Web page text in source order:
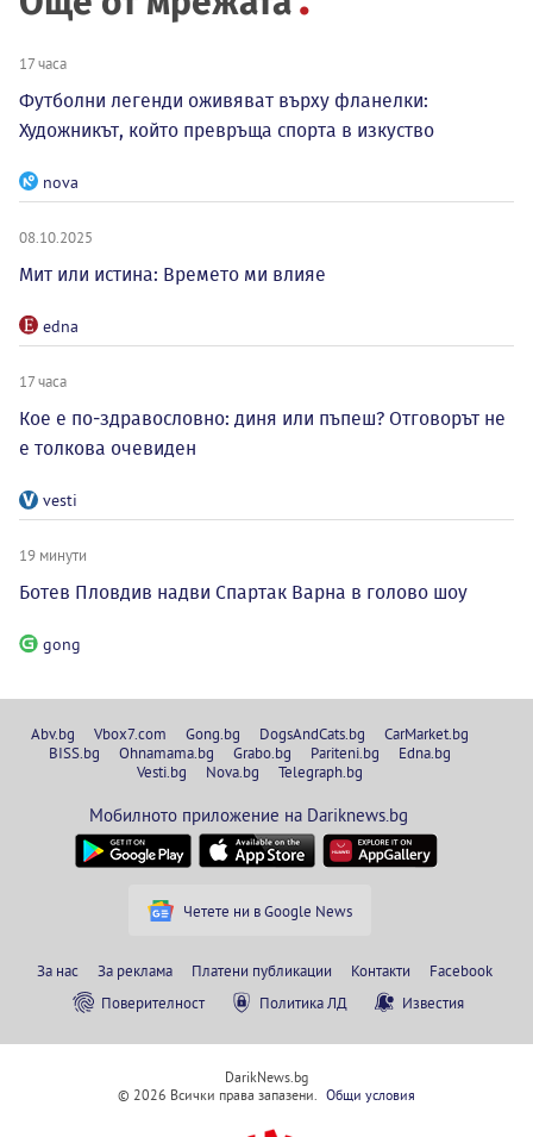
17 часа
Футболни легенди оживяват върху фланелки:
Художникът, който превръща спорта в изкуство
nova
08.10.2025
Мит или истина: Времето ми влияе
edna
17 часа
Кое е по-здравословно: диня или пъпеш? Отговорът не
е толкова очевиден
vesti
19 минути
Ботев Пловдив надви Спартак Варна в голово шоу
gong
Abv.bg Vbox7.com Gong.bg DogsAndCats.bg
CarMarket.bg
BISS.bg
Ohnamama.bg Grabo.bg Pariteni.bg
Edna.bg
Vesti.bg
Nova.bg Telegraph.bg
Мобилното приложение на Dariknews.bg
Четете ни в Google News
За нас За реклама Платени публикации Контакти
Facebook
Поверителност
Политика ЛД Известия
DarikNews.bg
© 2026 Всички права запазени. Общи условия